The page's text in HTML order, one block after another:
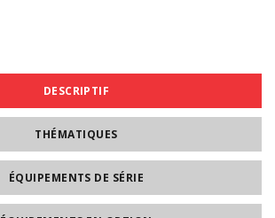
DESCRIPTIF
THÉMATIQUES
ÉQUIPEMENTS DE SÉRIE